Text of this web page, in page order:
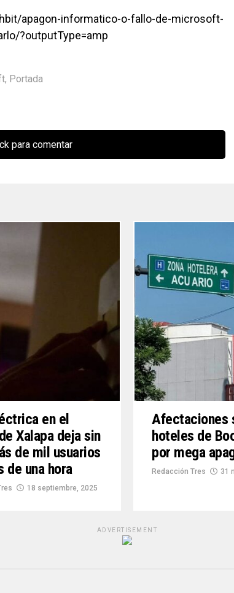
apagon-informatico-o-fallo-de-microsoft-
?outputType=amp
, Portada
para comentar
en el
Xalapa deja sin
de mil usuarios
de una hora
18 septiembre, 2025
Afectaciones
hoteles de
por mega
Redacción Tres 31
ADVERTISEMENT